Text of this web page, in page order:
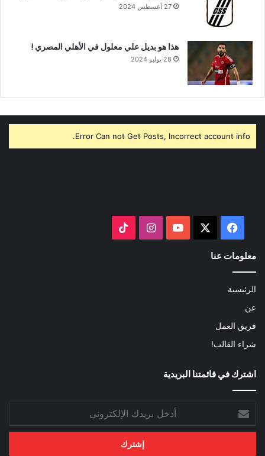
27 أغسطس 2024
هذا هو بديل علي معلول في الأهلي المصري !
28 يوليو 2024
Error Can not Get Posts, Incorrect account info.
فيسبوك ‫YouTubeانستقرام
معلومات عنا
الرئيسية
عن
فريق العمل
شراء القالب!
اشترك في قائمتنا البريدية
بريدك
الإلكتروني